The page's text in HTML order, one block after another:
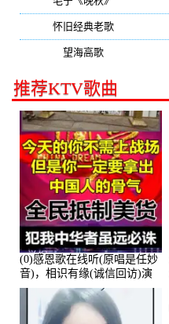
怀旧经典老歌
望海高歌
推荐KTV歌曲
(0)感恩歌在线听(原唱是任妙
音)，相识有缘(诚信回访)演
唱点播:161288次